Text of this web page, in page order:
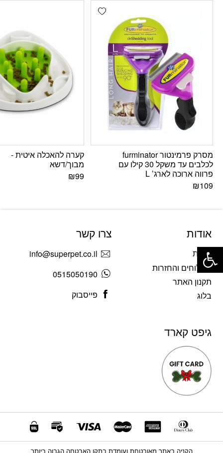
Add wishlist
מסרק פרמינטור furminator
לכלבים עד משקל 30 קילו עם
פרווה ארוכה לארג’ L
₪109
קערה להאכלה איטית -
מבוך/דשא
₪99
אודות
אודות
משלוחים והחזרות
תקנון האתר
בלוג
צרו קשר
info@superpet.co.il
0515050190
פייסבוק
גיפט קארד
הקניה באתר מאובטחת ועומדת בתקן האבטחה הגבוה ביותר
פתח סרגל נגישות